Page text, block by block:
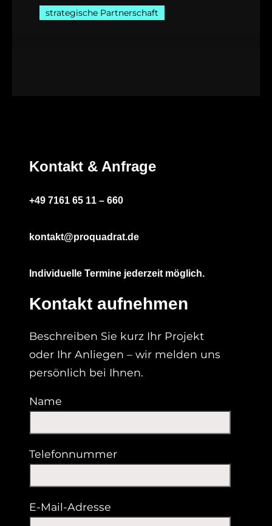
strategische Partnerschaft
Kontakt & Anfrage
+49 7161 65 11 – 660
kontakt@proquadrat.de
Individuelle Termine jederzeit möglich.
Kontakt aufnehmen
Beschreiben Sie kurz Ihr Projekt
oder Ihr Anliegen – wir melden uns
persönlich bei Ihnen.
Name
Telefonnummer
E-Mail-Adresse